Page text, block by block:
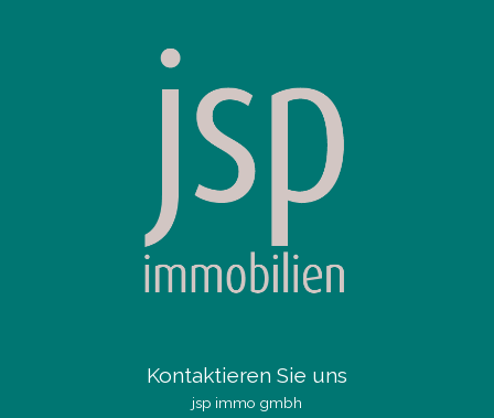
Kontaktieren Sie uns
jsp immo gmbh